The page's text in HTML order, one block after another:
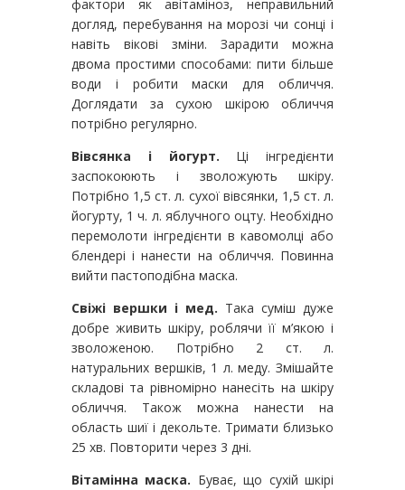
фактори як авітаміноз, неправильний
догляд, перебування на морозі чи сонці і
навіть вікові зміни. Зарадити можна
двома простими способами: пити більше
води і робити маски для обличчя.
Доглядати за сухою шкірою обличчя
потрібно регулярно.
Вівсянка і йогурт. Ці інгредієнти
заспокоюють і зволожують шкіру.
Потрібно 1,5 ст. л. сухої вівсянки, 1,5 ст. л.
йогурту, 1 ч. л. яблучного оцту. Необхідно
перемолоти інгредієнти в кавомолці або
блендері і нанести на обличчя. Повинна
вийти пастоподібна маска.
Свіжі вершки і мед. Така суміш дуже
добре живить шкіру, роблячи її м’якою і
зволоженою. Потрібно 2 ст. л.
натуральних вершків, 1 л. меду. Змішайте
складові та рівномірно нанесіть на шкіру
обличчя. Також можна нанести на
область шиї і декольте. Тримати близько
25 хв. Повторити через 3 дні.
Вітамінна маска. Буває, що сухій шкірі